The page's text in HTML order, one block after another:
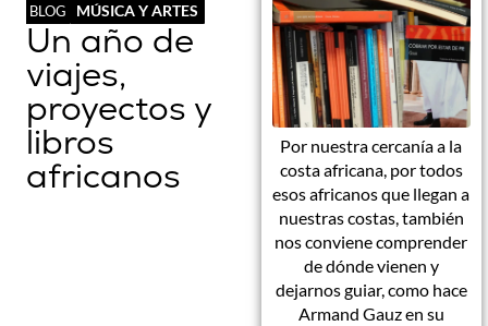
BLOG MÚSICA Y ARTES
Un año de
viajes,
proyectos y
libros
africanos
Por nuestra cercanía a la
costa africana, por todos
esos africanos que llegan a
nuestras costas, también
nos conviene comprender
de dónde vienen y
dejarnos guiar, como hace
Armand Gauz en su